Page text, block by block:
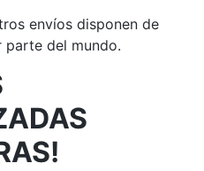
envíos disponen de
parte del mundo.